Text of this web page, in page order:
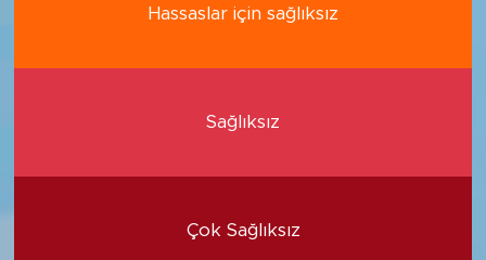
Hassaslar için sağlıksız
Sağlıksız
Çok Sağlıksız